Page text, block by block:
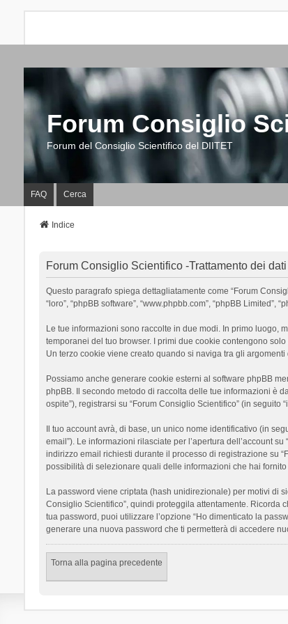
Forum Consiglio
Forum del Consiglio Scientifico del DIITET
FAQ Cerca
Indice
Forum Consiglio Scientifico -Trattamento dei
Questo paragrafo spiega dettagliatamente come “Forum
“loro”, “phpBB software”, “www.phpbb.com”, “phpBB
Le tue informazioni sono raccolte in due modi. In primo luogo,
temporanei del tuo browser. I primi due cookie contengono
Un terzo cookie viene creato quando si naviga tra gli
Possiamo anche generare cookie esterni al software phpBB
phpBB. Il secondo metodo di raccolta delle tue informazioni è
ospite”), registrarsi su “Forum Consiglio Scientifico” (in seguito
Il tuo account avrà, di base, un unico nome identificativo (in
email”). Le informazioni rilasciate per l’apertura dell’account
indirizzo email richiesti durante il processo di registrazione su
possibilità di selezionare quali delle informazioni che hai
La password viene criptata (hash unidirezionale) per motivi di
Consiglio Scientifico”, quindi proteggila attentamente. Ricorda
tua password, puoi utilizzare l’opzione “Ho dimenticato la
generare una nuova password che ti permetterà di accedere
Torna alla pagina precedente